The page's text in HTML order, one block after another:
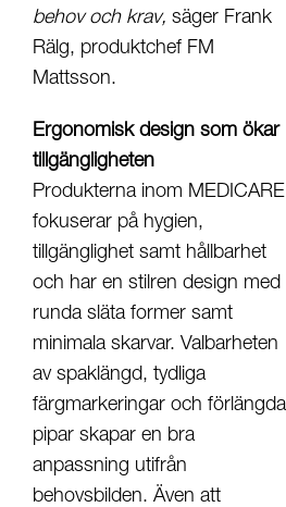
behov och krav, säger Frank
Rälg, produktchef FM
Mattsson.
Ergonomisk design som ökar
tillgängligheten
Produkterna inom MEDICARE
fokuserar på hygien,
tillgänglighet samt hållbarhet
och har en stilren design med
runda släta former samt
minimala skarvar. Valbarheten
av spaklängd, tydliga
färgmarkeringar och förlängda
pipar skapar en bra
anpassning utifrån
behovsbilden. Även att